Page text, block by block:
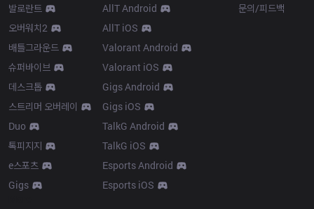
발로란트
오버워치2
배틀그라운드
슈퍼바이브
데스크톱
스트리머 오버레이
Duo
톡피지지
e스포츠
Gigs
AllT Android
AllT iOS
Valorant Android
Valorant iOS
Gigs Android
Gigs iOS
TalkG Android
TalkG iOS
Esports Android
Esports iOS
문의/피드백